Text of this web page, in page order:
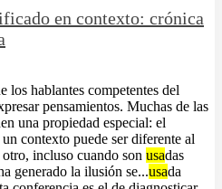
en contexto: crónica
los hablantes competentes del
pensamientos. Muchas de las
una propiedad especial: el
contexto puede ser diferente al
incluso cuando son usadas
generado la ilusión se...usada